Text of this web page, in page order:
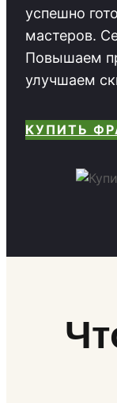
успешно
мастеров.
Повышаем
улучшаем
КУПИТЬ